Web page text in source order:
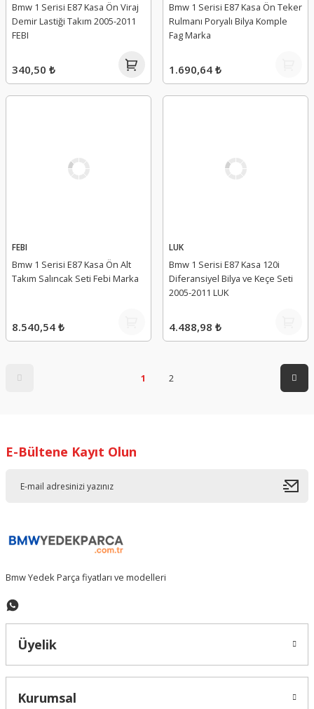
Bmw 1 Serisi E87 Kasa Ön Viraj
Demir Lastiği Takım 2005-2011
FEBI
340,50 ₺
Bmw 1 Serisi E87 Kasa Ön Teker
Rulmanı Poryalı Bilya Komple
Fag Marka
1.690,64 ₺
FEBI
Bmw 1 Serisi E87 Kasa Ön Alt
Takım Salıncak Seti Febi Marka
8.540,54 ₺
LUK
Bmw 1 Serisi E87 Kasa 120i
Diferansiyel Bilya ve Keçe Seti
2005-2011 LUK
4.488,98 ₺
1 2
E-Bültene Kayıt Olun
Bmw Yedek Parça fiyatları ve modelleri
Üyelik
Kurumsal